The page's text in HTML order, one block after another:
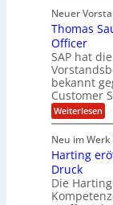
u
l
i
a
H
u
b
e
r
ä
T
O
V
P
S
a
l
e
s
n
g
y
s
e
m
S
t
e
l
l
r
i
e
r
l
f
r
O
n
e
G
r
o
p
ü
r
n
Neuer
Thomas
Officer
SAP hat
bekannt
Customer
Weiterlesen:
T
o
m
S
a
Neu im
Harting
Druck
Die